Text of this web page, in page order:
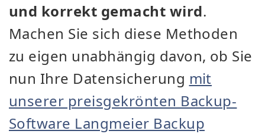
und korrekt gemacht wird.
Machen Sie sich diese Methoden
zu eigen unabhängig davon, ob Sie
nun Ihre Datensicherung mit
unserer preisgekrönten Backup-
Software Langmeier Backup